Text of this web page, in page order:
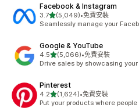
Facebook & Instagram
3.7滿分 5 顆星
(5,049)
共有 5049 則評價
•免費安裝
Seamlessly manage your
Google & YouTube
4.5滿分 5 顆星
(5,066)
共有 5066 則評價
•免費安裝
Drive sales by showcasing
Pinterest
4.2滿分 5 顆星
(1,624)
共有 1624 則評價
•免費安裝
Put your products where